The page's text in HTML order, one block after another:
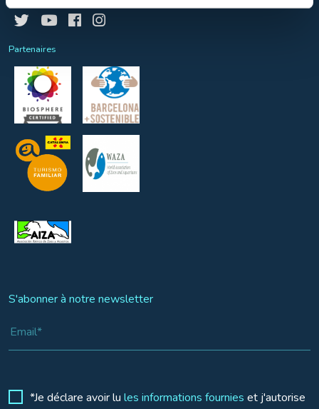
Partenaires
S'abonner à notre newsletter
*Je déclare avoir lu les informations fournies et j'autorise